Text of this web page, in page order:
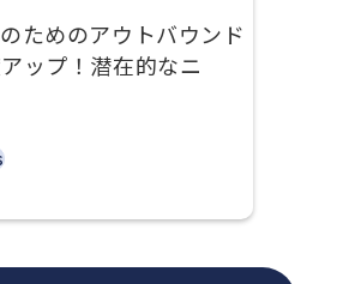
ためのアウトバウンド
ップ！潜在的なニ